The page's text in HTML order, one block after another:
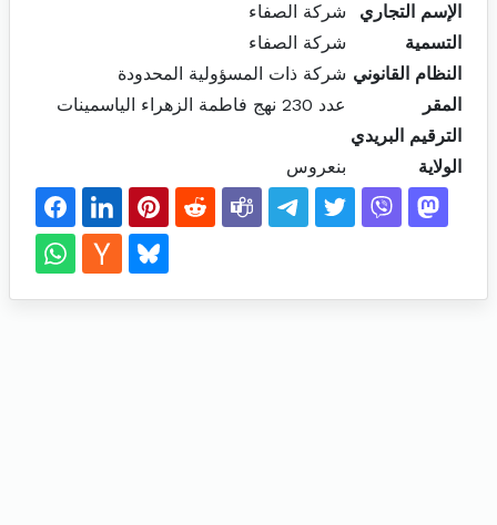
الإسم التجاري
شركة الصفاء
التسمية
شركة الصفاء
النظام القانوني شركة ذات المسؤولية المحدودة
المقر
عدد 230 نهج فاطمة الزهراء الياسمينات
الترقيم البريدي
الولاية
بنعروس